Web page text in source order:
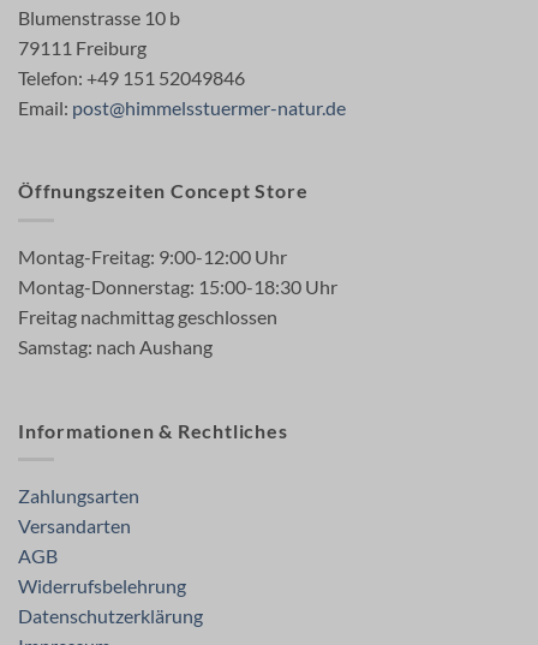
Blumenstrasse 10 b
79111 Freiburg
Telefon: +49 151 52049846
Email: post@himmelsstuermer-natur.de
Öffnungszeiten Concept Store
Montag-Freitag: 9:00-12:00 Uhr
Montag-Donnerstag: 15:00-18:30 Uhr
Freitag nachmittag geschlossen
Samstag: nach Aushang
Informationen & Rechtliches
Zahlungsarten
Versandarten
AGB
Widerrufsbelehrung
Datenschutzerklärung